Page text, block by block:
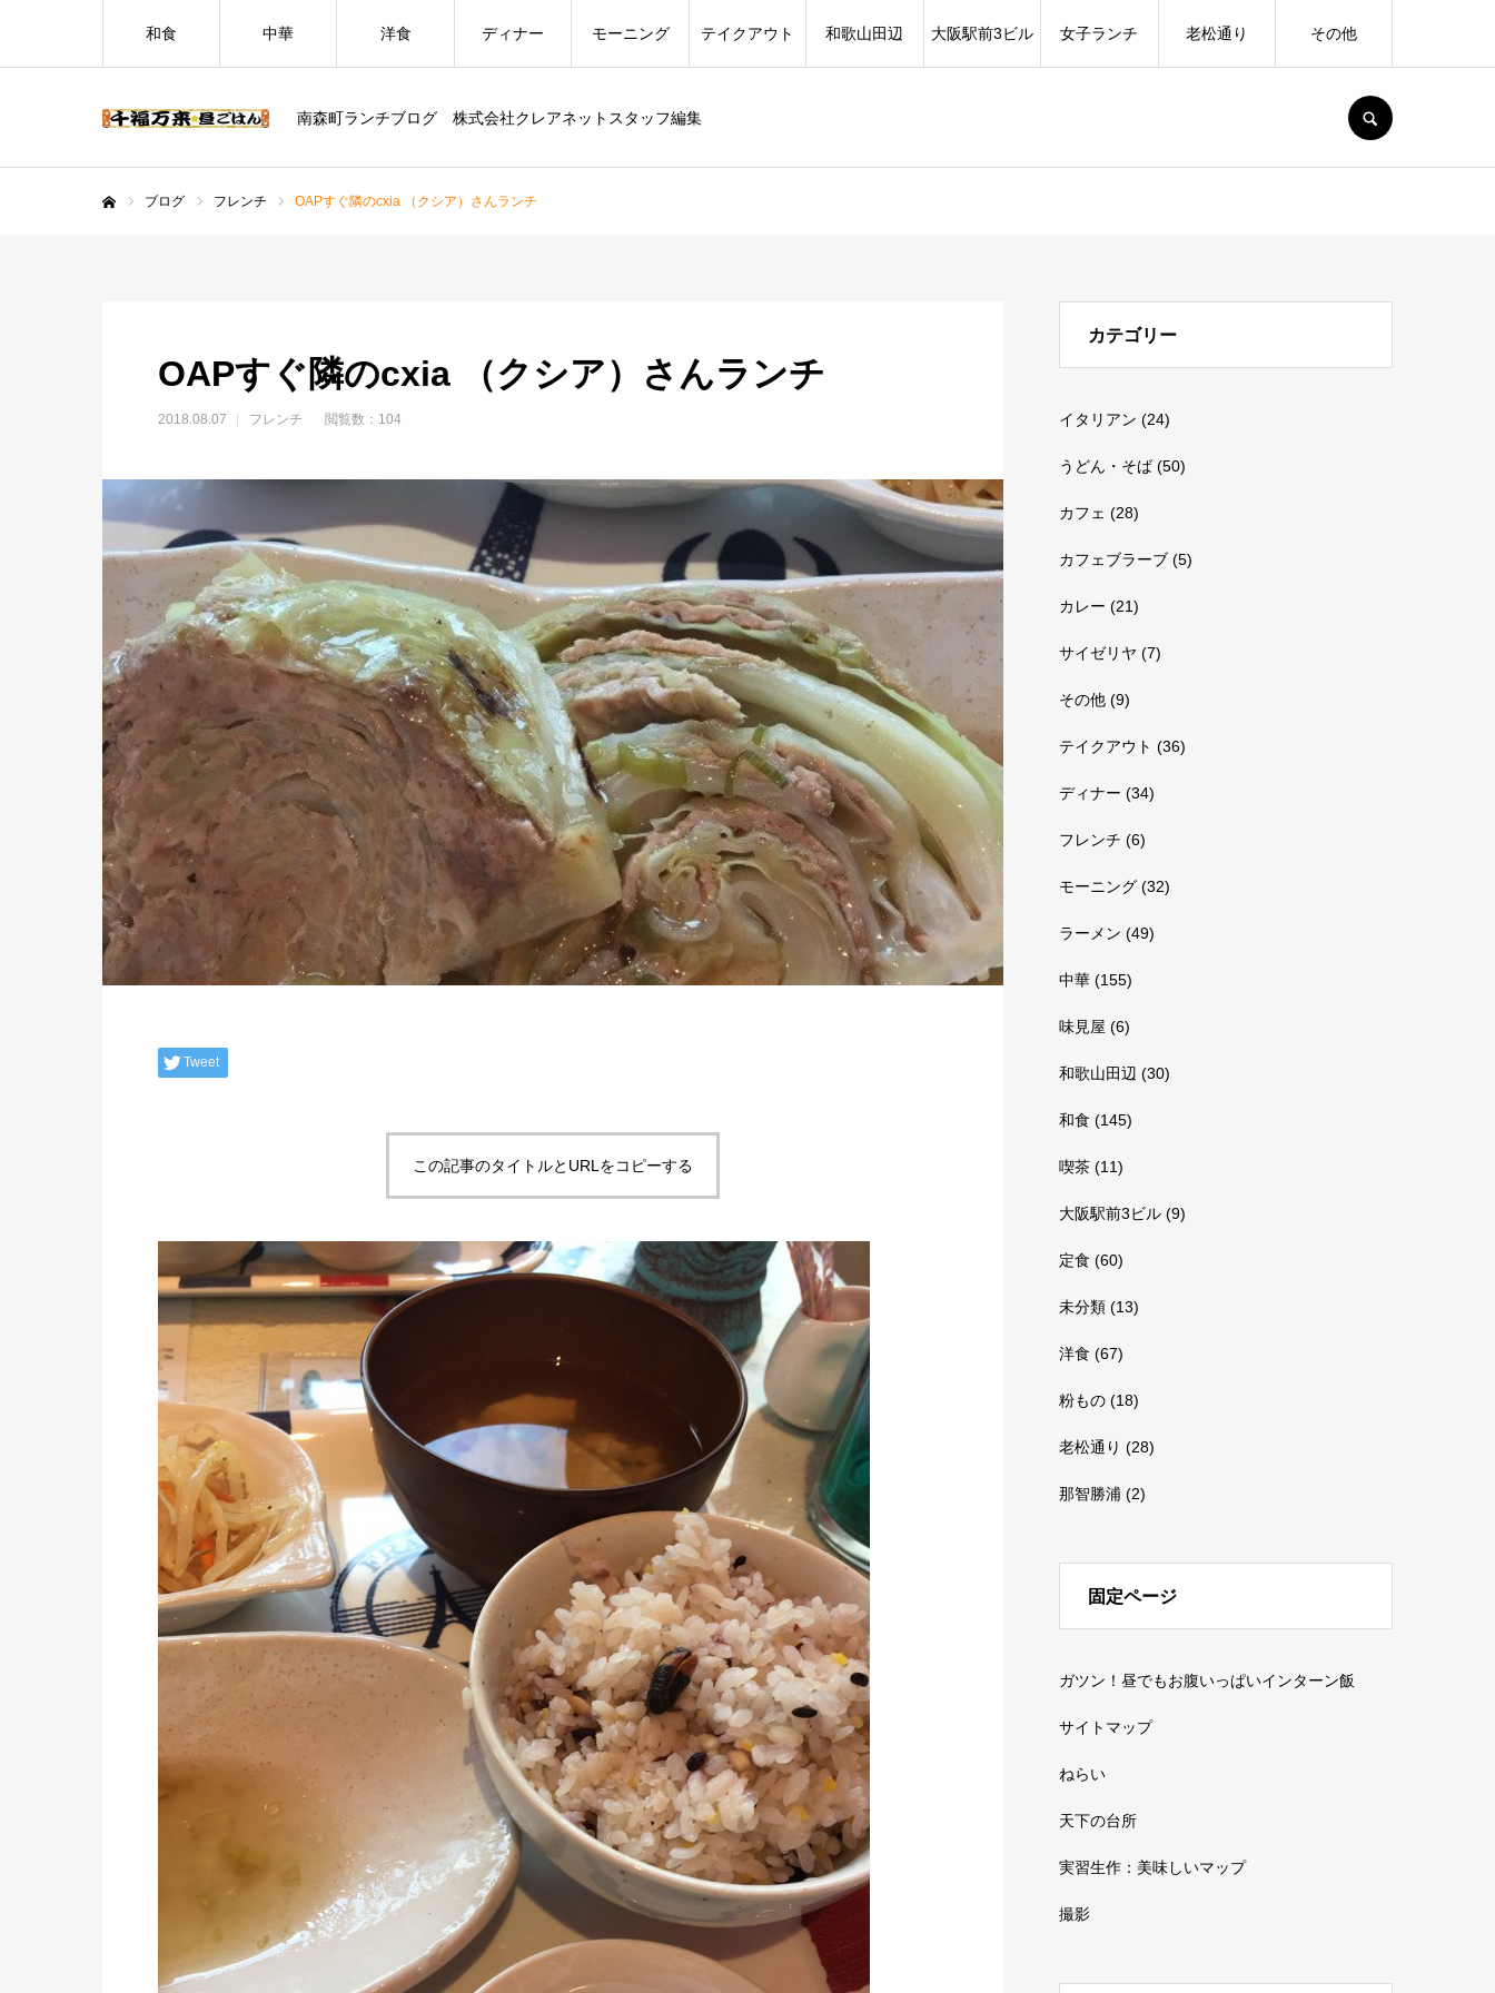
南森町ランチブログ 株式会社クレアネットスタッフ編集
和食 中華 洋食 ディナー モーニング テイクアウト 和歌山田辺 大阪駅前3ビル 女子ランチ 老松通り その他
ブログ フレンチ OAPすぐ隣のcxia （クシア）さんランチ
OAPすぐ隣のcxia （クシア）さんランチ
2018.08.07 フレンチ 閲覧数：104
Tweet
この記事のタイトルとURLをコピーする
カテゴリー
イタリアン (24)
うどん・そば(50)
カフェ (28)
カフェブラーブ (5)
カレー (21)
サイゼリヤ (7)
その他 (9)
テイクアウト (36)
ディナー (34)
フレンチ (6)
モーニング (32)
ラーメン (49)
中華 (155)
味見屋 (6)
和歌山田辺 (30)
和食 (145)
喫茶 (11)
大阪駅前3ビル (9)
定食 (60)
未分類 (13)
洋食 (67)
粉もの (18)
老松通り (28)
那智勝浦 (2)
固定ページ
ガツン！昼でもお腹いっぱいインターン飯
サイトマップ
ねらい
天下の台所
実習生作：美味しいマップ
撮影